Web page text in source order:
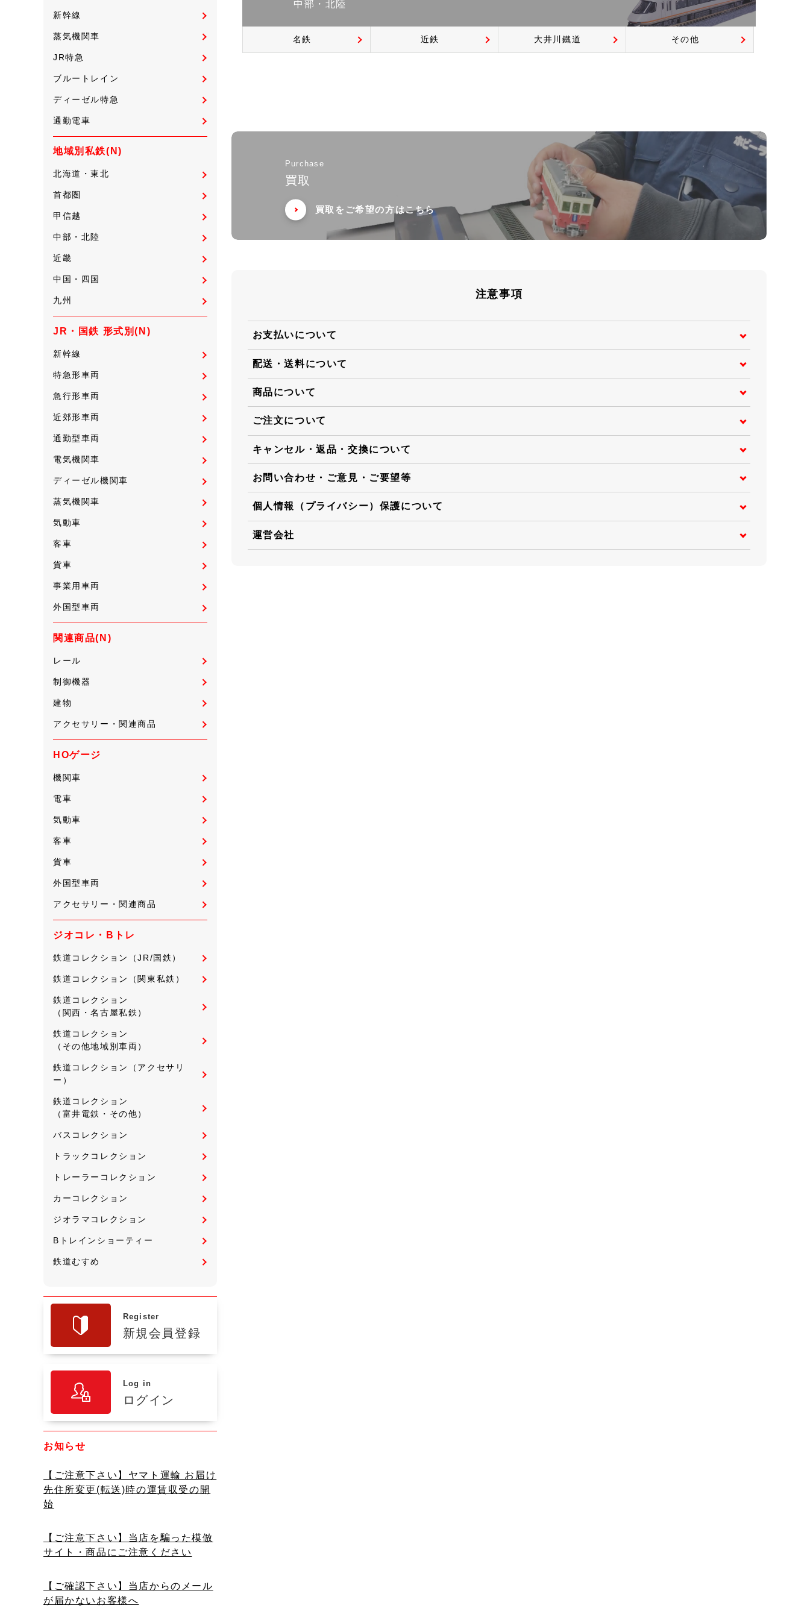
新幹線
蒸気機関車
JR特急
ブルートレイン
ディーゼル特急
通勤電車
地域別私鉄(N)
北海道・東北
首都圏
甲信越
中部・北陸
近畿
中国・四国
九州
JR・国鉄 形式別(N)
新幹線
特急形車両
急行形車両
近郊形車両
通勤型車両
電気機関車
ディーゼル機関車
蒸気機関車
気動車
客車
貨車
事業用車両
外国型車両
関連商品(N)
レール
制御機器
建物
アクセサリー・関連商品
HOゲージ
機関車
電車
気動車
客車
貨車
外国型車両
アクセサリー・関連商品
ジオコレ・Bトレ
鉄道コレクション（JR/国鉄）
鉄道コレクション（関東私鉄）
鉄道コレクション
（関西・名古屋私鉄）
鉄道コレクション
（その他地域別車両）
鉄道コレクション（アクセサリ
ー）
鉄道コレクション
（富井電鉄・その他）
バスコレクション
トラックコレクション
トレーラーコレクション
カーコレクション
ジオラマコレクション
Bトレインショーティー
鉄道むすめ
Register
新規会員登録
Log in
ログイン
お知らせ
【ご注意下さい】ヤマト運輸 お届け
先住所変更(転送)時の運賃収受の開
始
【ご注意下さい】当店を騙った模倣
サイト・商品にご注意ください
【ご確認下さい】当店からのメール
が届かないお客様へ
中部・北陸
名鉄 近鉄 大井川鐵道 その他
Purchase
買取
買取をご希望の方はこちら
注意事項
お支払いについて
配送・送料について
商品について
ご注文について
キャンセル・返品・交換について
お問い合わせ・ご意見・ご要望等
個人情報（プライバシー）保護について
運営会社